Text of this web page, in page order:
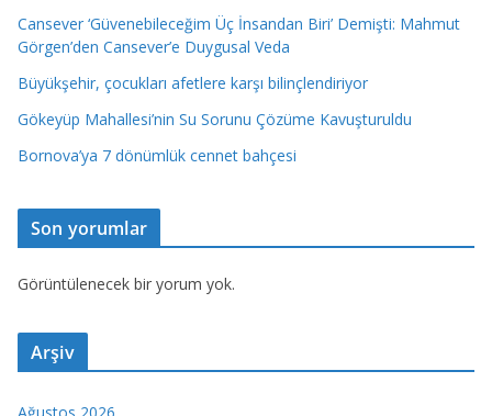
Cansever ‘Güvenebileceğim Üç İnsandan Biri’ Demişti: Mahmut
Görgen’den Cansever’e Duygusal Veda
Büyükşehir, çocukları afetlere karşı bilinçlendiriyor
Gökeyüp Mahallesi’nin Su Sorunu Çözüme Kavuşturuldu
Bornova’ya 7 dönümlük cennet bahçesi
Son yorumlar
Görüntülenecek bir yorum yok.
Arşiv